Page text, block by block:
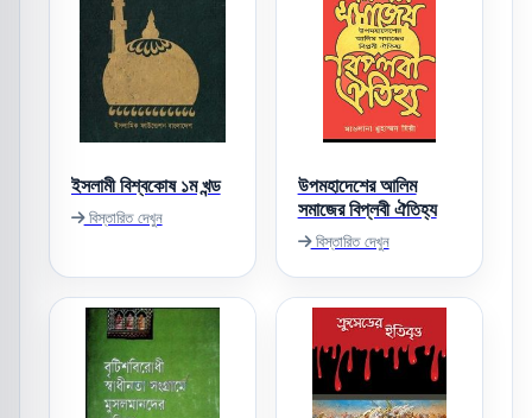
ইসলামী বিশ্বকোষ ১ম খন্ড
বিস্তারিত দেখুন
উপমহাদেশের আলিম
সমাজের বিপ্লবী ঐতিহ্য
বিস্তারিত দেখুন